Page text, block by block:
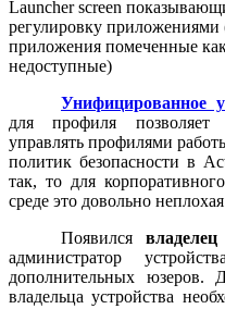
Launcher screen
регулировку приложениями
приложения помеченные
недоступные)
Унифицированное
для профиля позволяет
управлять профилями
политик безопасности в
так, то для
среде это довольно
Появился владелец
администратор
дополнительных юзеров.
владельца устройства